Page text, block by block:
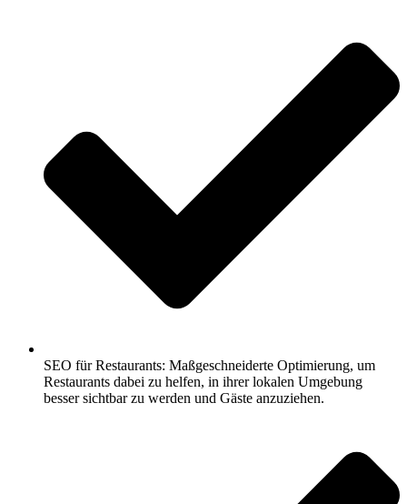
SEO für Restaurants: Maßgeschneiderte Optimierung, um
Restaurants dabei zu helfen, in ihrer lokalen Umgebung
besser sichtbar zu werden und Gäste anzuziehen.